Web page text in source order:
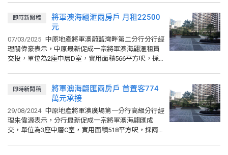
即時新聞稿
將軍澳海翩滙兩房戶 月租22500
元
07/03/2025 中原地產將軍澳蔚藍灣畔第二分行分行經
理關偉豪表示，中原最新促成一宗將軍澳海翩滙租賃
交投，單位為2座中層D室，實用面積566平方呎，採
即時新聞稿
將軍澳海翩匯兩房戶 首置客774
萬元承接
29/08/2024 中原地產將軍澳廣場第一分行高級分行經
理朱偉源表示，分行最新促成一宗將軍澳海翩匯成
交，單位為3座中層C室，實用面積518平方呎，採兩